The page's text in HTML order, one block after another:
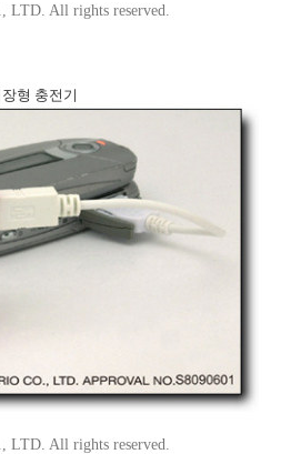
All rights reserved.
장형 충전기
All rights reserved.